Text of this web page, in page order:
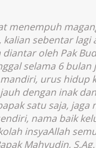
menempuh
kalian sebentar lagi
diantar oleh Pak
selama 6 bulan
urus hidup
dengan inak
satu saja, jaga
nama baik
insyaAllah
Mahyudin,